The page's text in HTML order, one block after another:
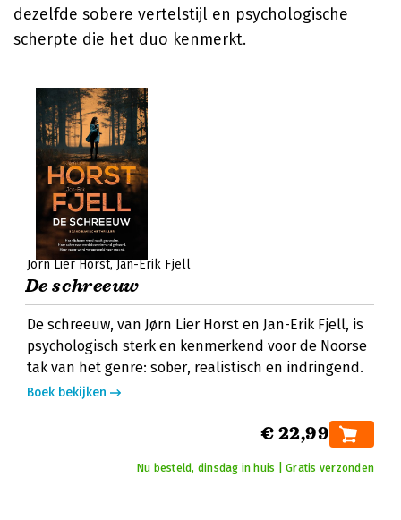
dezelfde sobere vertelstijl en psychologische
scherpte die het duo kenmerkt.
Jorn Lier Horst Jan-Erik Fjell
De schreeuw
De schreeuw, van Jørn Lier Horst en Jan-Erik Fjell, is
psychologisch sterk en kenmerkend voor de Noorse
tak van het genre: sober, realistisch en indringend.
Boek bekijken
€ 22,99
Nu besteld, dinsdag in huis | Gratis verzonden